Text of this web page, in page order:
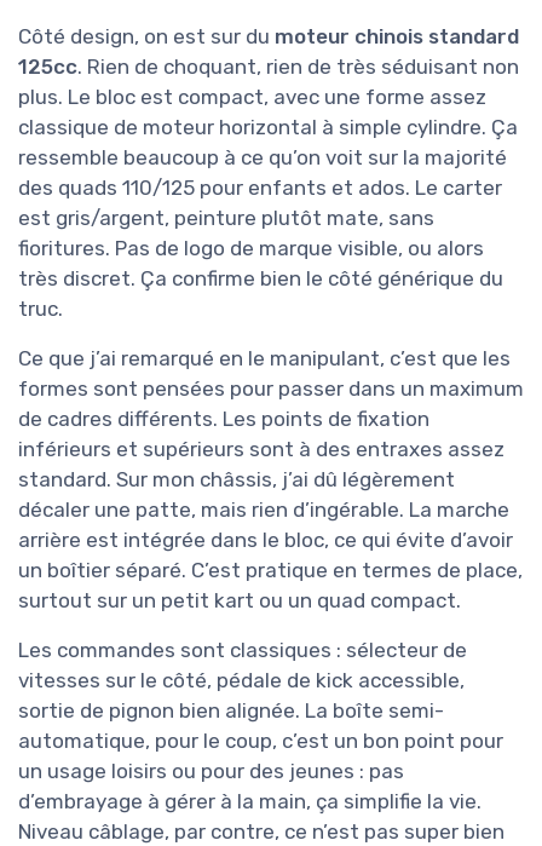
Côté design, on est sur du moteur chinois standard
125cc. Rien de choquant, rien de très séduisant non
plus. Le bloc est compact, avec une forme assez
classique de moteur horizontal à simple cylindre. Ça
ressemble beaucoup à ce qu’on voit sur la majorité
des quads 110/125 pour enfants et ados. Le carter
est gris/argent, peinture plutôt mate, sans
fioritures. Pas de logo de marque visible, ou alors
très discret. Ça confirme bien le côté générique du
truc.
Ce que j’ai remarqué en le manipulant, c’est que les
formes sont pensées pour passer dans un maximum
de cadres différents. Les points de fixation
inférieurs et supérieurs sont à des entraxes assez
standard. Sur mon châssis, j’ai dû légèrement
décaler une patte, mais rien d’ingérable. La marche
arrière est intégrée dans le bloc, ce qui évite d’avoir
un boîtier séparé. C’est pratique en termes de place,
surtout sur un petit kart ou un quad compact.
Les commandes sont classiques : sélecteur de
vitesses sur le côté, pédale de kick accessible,
sortie de pignon bien alignée. La boîte semi-
automatique, pour le coup, c’est un bon point pour
un usage loisirs ou pour des jeunes : pas
d’embrayage à gérer à la main, ça simplifie la vie.
Niveau câblage, par contre, ce n’est pas super bien